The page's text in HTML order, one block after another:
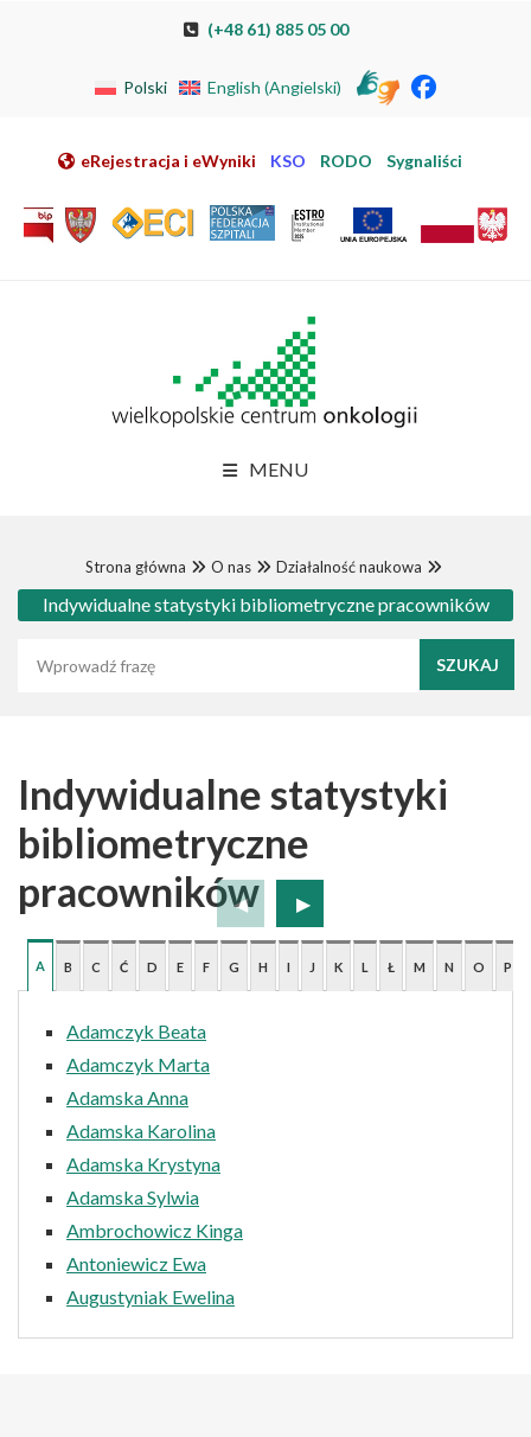
Przeskocz do nawigacji
Przejdź do mapy strony
Przejdź do elektronicznej rejestracji pacjenta
(+48 61) 885 05 00
Polski English (Angielski)
eRejestracja i eWyniki KSO RODO Sygnaliści
MENU
Strona główna O nas Działalność naukowa
Indywidualne statystyki bibliometryczne pracowników
Indywidualne statystyki
bibliometryczne
pracowników
A B C Ć D E F G H I J K L Ł M N O P
Adamczyk Beata
Adamczyk Marta
Adamska Anna
Adamska Karolina
Adamska Krystyna
Adamska Sylwia
Ambrochowicz Kinga
Antoniewicz Ewa
Augustyniak Ewelina